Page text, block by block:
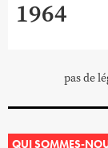
1964
pas de
QUI SOMMES-